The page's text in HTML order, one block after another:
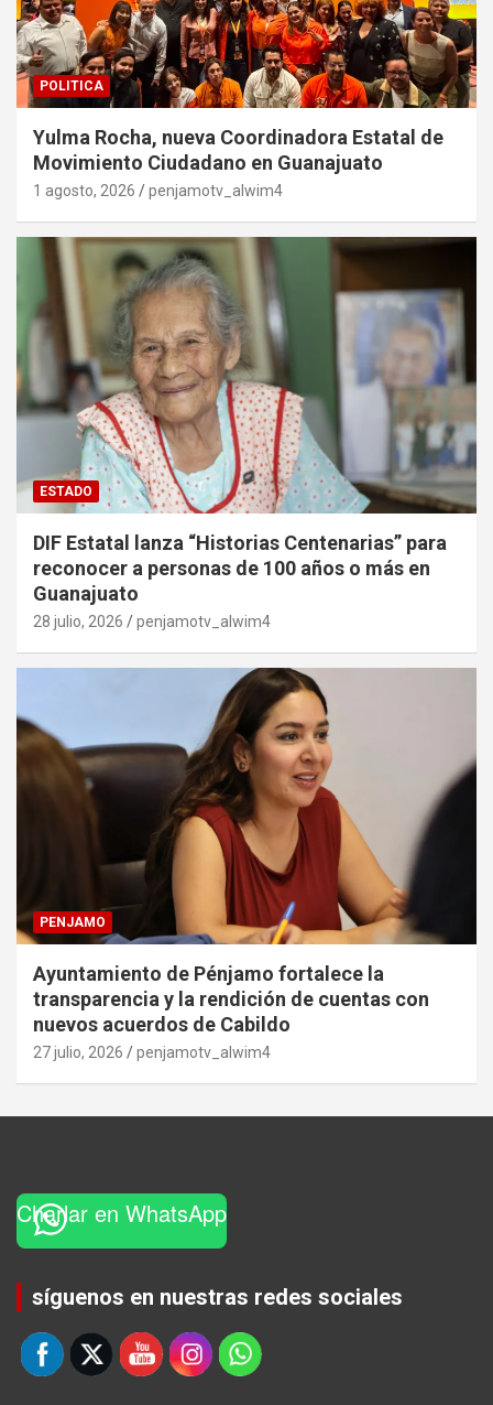
POLITICA
Yulma Rocha, nueva Coordinadora Estatal de
Movimiento Ciudadano en Guanajuato
1 agosto, 2026 penjamotv_alwim4
ESTADO
DIF Estatal lanza “Historias Centenarias” para
reconocer a personas de 100 años o más en
Guanajuato
28 julio, 2026 penjamotv_alwim4
PENJAMO
Ayuntamiento de Pénjamo fortalece la
transparencia y la rendición de cuentas con
nuevos acuerdos de Cabildo
27 julio, 2026 penjamotv_alwim4
Charlar en WhatsApp
síguenos en nuestras redes sociales